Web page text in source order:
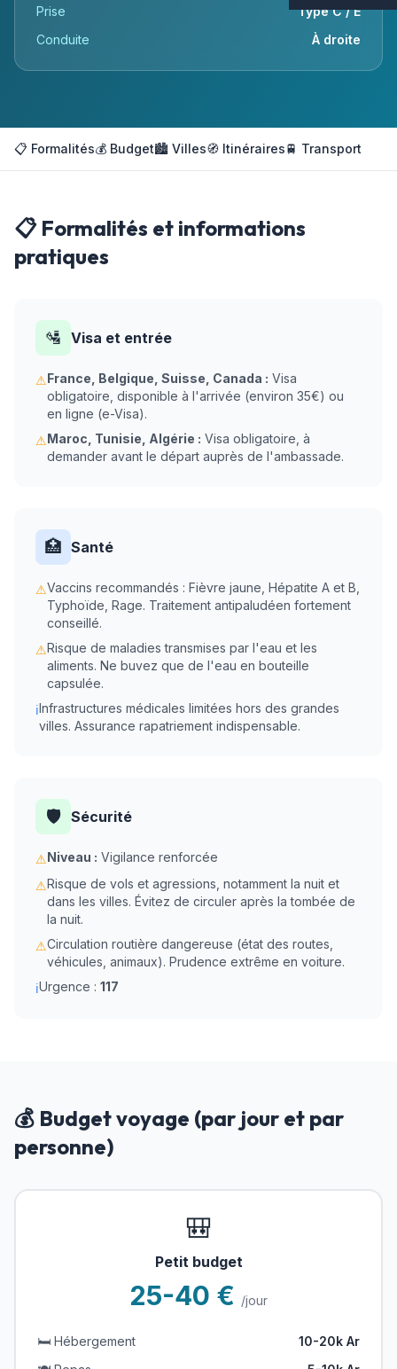
Prise
Type C / E
Conduite
À droite
📋 Formalités💰 Budget🏙️ Villes🧭 Itinéraires🚆 Transport
📋 Formalités et informations
pratiques
🛂 Visa et entrée
⚠France, Belgique, Suisse, Canada : Visa
obligatoire, disponible à l'arrivée (environ 35€) ou
en ligne (e-Visa).
⚠Maroc, Tunisie, Algérie : Visa obligatoire, à
demander avant le départ auprès de l'ambassade.
🏥 Santé
⚠Vaccins recommandés : Fièvre jaune, Hépatite A et B,
Typhoïde, Rage. Traitement antipaludéen fortement
conseillé.
⚠Risque de maladies transmises par l'eau et les
aliments. Ne buvez que de l'eau en bouteille
capsulée.
ℹInfrastructures médicales limitées hors des grandes
villes. Assurance rapatriement indispensable.
🛡️ Sécurité
⚠Niveau : Vigilance renforcée
⚠Risque de vols et agressions, notamment la nuit et
dans les villes. Évitez de circuler après la tombée de
la nuit.
⚠Circulation routière dangereuse (état des routes,
véhicules, animaux). Prudence extrême en voiture.
ℹUrgence : 117
💰 Budget voyage (par jour et par
personne)
🎒
Petit budget
25-40 € /jour
🛏️ Hébergement
10-20k Ar